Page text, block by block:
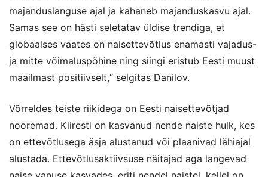
majanduslanguse ajal ja kahaneb majanduskasvu ajal.
Samas see on hästi seletatav üldise trendiga, et
globaalses vaates on naisettevõtlus enamasti vajadus-
ja mitte võimaluspõhine ning siingi eristub Eesti muust
maailmast positiivselt,“ selgitas Danilov.
Võrreldes teiste riikidega on Eesti naisettevõtjad
nooremad. Kiiresti on kasvanud nende naiste hulk, kes
on ettevõtlusega äsja alustanud või plaanivad lähiajal
alustada. Ettevõtlusaktiivsuse näitajad aga langevad